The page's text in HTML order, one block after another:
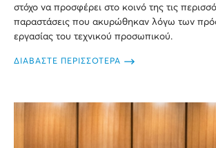
στόχο να προσφέρει στο κοινό της τις
παραστάσεις που ακυρώθηκαν λόγω των
εργασίας του τεχνικού προσωπικού.
ΔΙΑΒΑΣΤΕ ΠΕΡΙΣΣΟΤΕΡΑ